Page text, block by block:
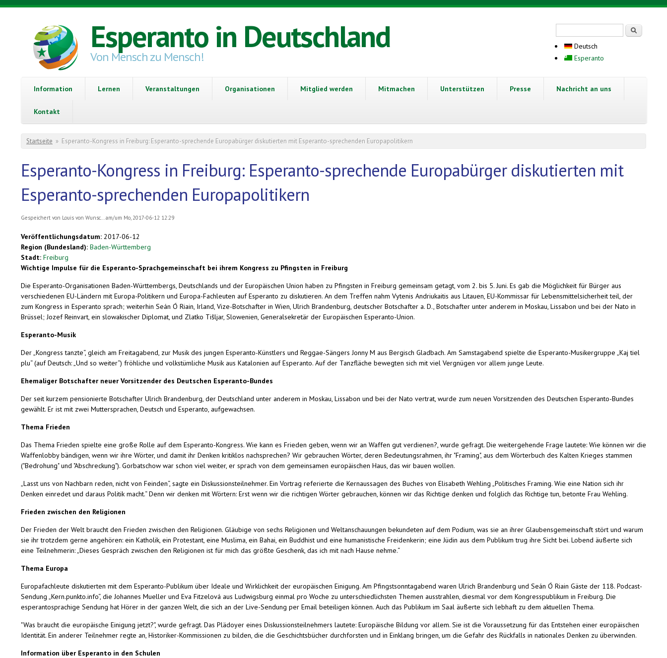
Direkt zum Inhalt
Esperanto in Deutschland
Von Mensch zu Mensch!
Deutsch
Esperanto
Information Lernen Veranstaltungen Organisationen Mitglied werden Mitmachen Unterstützen Presse Nachricht an uns
Kontakt
Sie sind hier
Startseite » Esperanto-Kongress in Freiburg: Esperanto-sprechende Europabürger diskutierten mit Esperanto-sprechenden Europapolitikern
Esperanto-Kongress in Freiburg: Esperanto-sprechende Europabürger diskutierten mit
Esperanto-sprechenden Europapolitikern
Gespeichert von Louis von Wunsc...am/um Mo, 2017-06-12 12:29
Veröffentlichungsdatum: 2017-06-12
Region (Bundesland): Baden-Württemberg
Stadt: Freiburg
Wichtige Impulse für die Esperanto-Sprachgemeinschaft bei ihrem Kongress zu Pfingsten in Freiburg
Die Esperanto-Organisationen Baden-Württembergs, Deutschlands und der Europäischen Union haben zu Pfingsten in Freiburg gemeinsam getagt, vom 2. bis 5. Juni. Es gab die Möglichkeit für Bürger aus
verschiedenen EU-Ländern mit Europa-Politikern und Europa-Fachleuten auf Esperanto zu diskutieren. An dem Treffen nahm Vytenis Andriukaitis aus Litauen, EU-Kommissar für Lebensmittelsicherheit teil, der
zum Kongress in Esperanto sprach; weiterhin Seán Ó Riain, Irland, Vize-Botschafter in Wien, Ulrich Brandenburg, deutscher Botschafter a. D., Botschafter unter anderem in Moskau, Lissabon und bei der Nato in
Brüssel; Jozef Reinvart, ein slowakischer Diplomat, und Zlatko Tiŝljar, Slowenien, Generalsekretär der Europäischen Esperanto-Union.
Esperanto-Musik
Der „Kongress tanzte“, gleich am Freitagabend, zur Musik des jungen Esperanto-Künstlers und Reggae-Sängers Jonny M aus Bergisch Gladbach. Am Samstagabend spielte die Esperanto-Musikergruppe „Kaj tiel
plu“ (auf Deutsch: „Und so weiter“) fröhliche und volkstümliche Musik aus Katalonien auf Esperanto. Auf der Tanzfläche bewegten sich mit viel Vergnügen vor allem junge Leute.
Ehemaliger Botschafter neuer Vorsitzender des Deutschen Esperanto-Bundes
Der seit kurzem pensionierte Botschafter Ulrich Brandenburg, der Deutschland unter anderem in Moskau, Lissabon und bei der Nato vertrat, wurde zum neuen Vorsitzenden des Deutschen Esperanto-Bundes
gewählt. Er ist mit zwei Muttersprachen, Deutsch und Esperanto, aufgewachsen.
Thema Frieden
Das Thema Frieden spielte eine große Rolle auf dem Esperanto-Kongress. Wie kann es Frieden geben, wenn wir an Waffen gut verdienen?, wurde gefragt. Die weitergehende Frage lautete: Wie können wir die
Waffenlobby bändigen, wenn wir ihre Wörter, und damit ihr Denken kritiklos nachsprechen? Wir gebrauchen Wörter, deren Bedeutungsrahmen, ihr "Framing", aus dem Wörterbuch des Kalten Krieges stammen
("Bedrohung" und "Abschreckung"). Gorbatschow war schon viel weiter, er sprach von dem gemeinsamen europäischen Haus, das wir bauen wollen.
„Lasst uns von Nachbarn reden, nicht von Feinden“, sagte ein Diskussionsteilnehmer. Ein Vortrag referierte die Kernaussagen des Buches von Elisabeth Wehling „Politisches Framing. Wie eine Nation sich ihr
Denken einredet und daraus Politik macht.“ Denn wir denken mit Wörtern: Erst wenn wir die richtigen Wörter gebrauchen, können wir das Richtige denken und folglich das Richtige tun, betonte Frau Wehling.
Frieden zwischen den Religionen
Der Frieden der Welt braucht den Frieden zwischen den Religionen. Gläubige von sechs Religionen und Weltanschauungen bekundeten auf dem Podium, was sie an ihrer Glaubensgemeinschaft stört und warum
sie ihr trotzdem gerne angehören: ein Katholik, ein Protestant, eine Muslima, ein Bahai, ein Buddhist und eine humanistische Freidenkerin; eine Jüdin aus dem Publikum trug ihre Sicht bei. Lobend äußerte sich
eine Teilnehmerin: „Dieses Gespräch zwischen den Religionen ist für mich das größte Geschenk, das ich mit nach Hause nehme.“
Thema Europa
Europafachleute diskutierten mit dem Esperanto-Publikum über Ideale und Wirklichkeit der europäischen Einigung. Am Pfingstsonntagabend waren Ulrich Brandenburg und Seán Ó Riain Gäste der 118. Podcast-
Sendung „Kern.punkto.info“, die Johannes Mueller und Eva Fitzelová aus Ludwigsburg einmal pro Woche zu unterschiedlichsten Themen ausstrahlen, diesmal vor dem Kongresspublikum in Freiburg. Die
esperantosprachige Sendung hat Hörer in der ganzen Welt, die sich an der Live-Sendung per Email beteiligen können. Auch das Publikum im Saal äußerte sich lebhaft zu dem aktuellen Thema.
"Was braucht die europäische Einigung jetzt?", wurde gefragt. Das Plädoyer eines Diskussionsteilnehmers lautete: Europäische Bildung vor allem. Sie ist die Voraussetzung für das Entstehen einer europäischen
Identität. Ein anderer Teilnehmer regte an, Historiker-Kommissionen zu bilden, die die Geschichtsbücher durchforsten und in Einklang bringen, um die Gefahr des Rückfalls in nationales Denken zu überwinden.
Information über Esperanto in den Schulen